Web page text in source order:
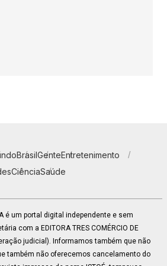
BrasilGenteEntretenimento
CiênciaSaúde
é um portal digital independente e sem
com a EDITORA TRES COMÉRCIO DE
judicial). Informamos também que não
também não oferecemos cancelamento do